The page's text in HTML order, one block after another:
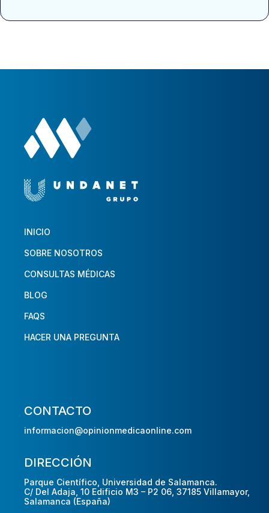
INICIO
SOBRE NOSOTROS
CONSULTAS MÉDICAS
BLOG
FAQS
HACER UNA PREGUNTA
CONTACTO
informacion@opinionmedicaonline.com
DIRECCIÓN
Parque Científico, Universidad de Salamanca.
C/ Del Adaja, 10 Edificio M3 – P2 06, 37185 Villamayor,
Salamanca (España)